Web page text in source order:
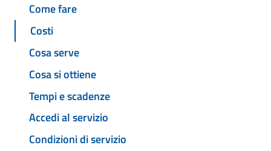
Come fare
Costi
Cosa serve
Cosa si ottiene
Tempi e scadenze
Accedi al servizio
Condizioni di servizio